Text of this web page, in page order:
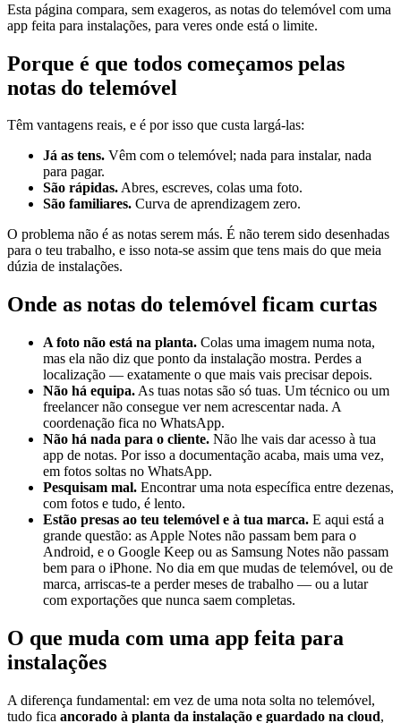
Esta página compara, sem exageros, as notas do telemóvel com uma
app feita para instalações, para veres onde está o limite.
Porque é que todos começamos pelas
notas do telemóvel
Têm vantagens reais, e é por isso que custa largá-las:
Já as tens. Vêm com o telemóvel; nada para instalar, nada
para pagar.
São rápidas.Abres, escreves, colas uma foto.
São familiares. Curva de aprendizagem zero.
O problema não é as notas serem más. É não terem sido desenhadas
para o teu trabalho, e isso nota-se assim que tens mais do que meia
dúzia de instalações.
Onde as notas do telemóvel ficam curtas
A foto não está na planta. Colas uma imagem numa nota,
mas ela não diz que ponto da instalação mostra. Perdes a
localização — exatamente o que mais vais precisar depois.
Não há equipa. As tuas notas são só tuas. Um técnico ou um
freelancer não consegue ver nem acrescentar nada. A
coordenação fica no WhatsApp.
Não há nada para o cliente. Não lhe vais dar acesso à tua
app de notas. Por isso a documentação acaba, mais uma vez,
em fotos soltas no WhatsApp.
Pesquisam mal. Encontrar uma nota específica entre dezenas,
com fotos e tudo, é lento.
Estão presas ao teu telemóvel e à tua marca. E aqui está a
grande questão: as Apple Notes não passam bem para o
Android, e o Google Keep ou as Samsung Notes não passam
bem para o iPhone. No dia em que mudas de telemóvel, ou de
marca, arriscas-te a perder meses de trabalho — ou a lutar
com exportações que nunca saem completas.
O que muda com uma app feita para
instalações
A diferença fundamental: em vez de uma nota solta no telemóvel,
tudo fica ancorado à planta da instalação e guardado na cloud,